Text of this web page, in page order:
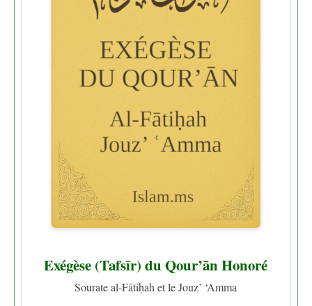
Exégèse (Tafsīr) du Qour’ān Honoré
Sourate al-Fātiḥah et le Jouz’ ‘Amma